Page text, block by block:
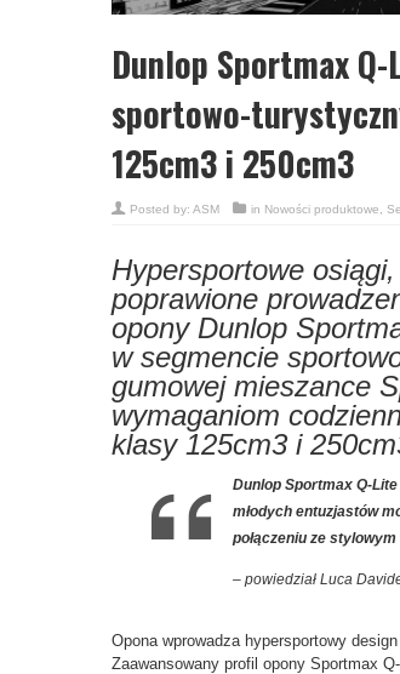
Dunlop Sportmax
sportowo-
125cm3 i 250cm3
Posted by: ASM in Nowości produktowe
Hypersportowe
poprawione
opony Dunlop
w segmencie
gumowej mieszance
wymaganiom
klasy 125cm3 i
Dunlop Sportmax Q-
młodych entuzjastów
połączeniu ze
– powiedział Luca
Opona wprowadza hypersportowy
Zaawansowany profil opony Sportmax